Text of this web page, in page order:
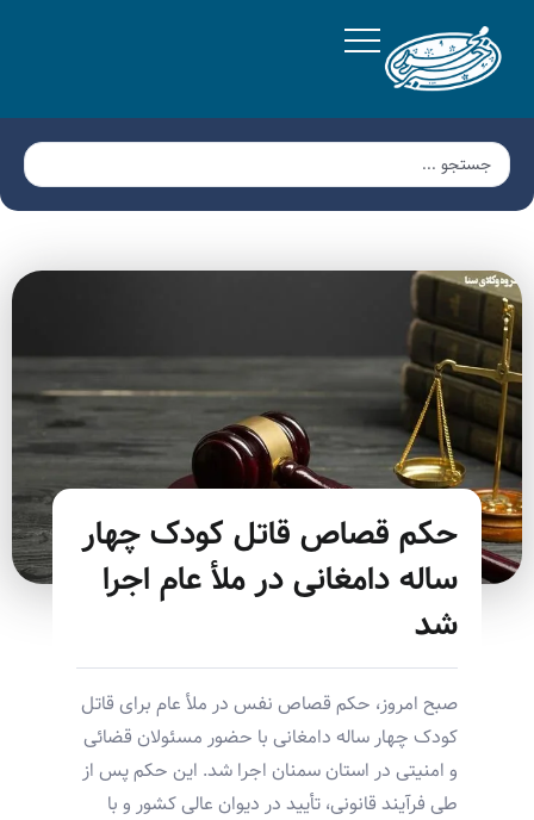
حکم قصاص قاتل کودک چهار
ساله دامغانی در ملأ عام اجرا
شد
صبح امروز، حکم قصاص نفس در ملأ عام برای قاتل
کودک چهار ساله دامغانی با حضور مسئولان قضائی
و امنیتی در استان سمنان اجرا شد. این حکم پس از
طی فرآیند قانونی، تأیید در دیوان عالی کشور و با